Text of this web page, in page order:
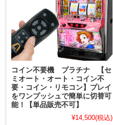
コイン不要機 プラチナ 【セ
ミオート・オート・コイン不
要・コイン・リモコン】プレイ
をワンプッシュで簡単に切替可
能！【単品販売不可】
¥14,500(税込)